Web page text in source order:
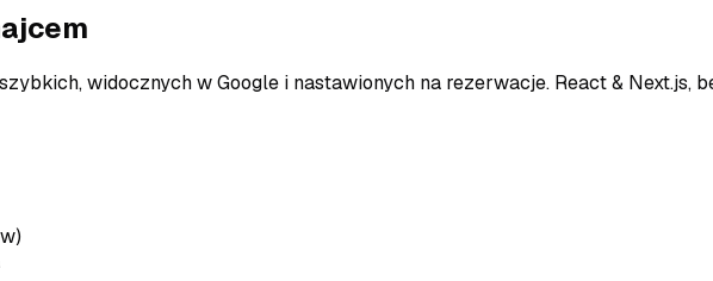
widocznych w Google i nastawionych na rezerwacje. React & Next.js,